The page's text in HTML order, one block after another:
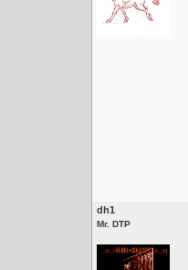
dh1
Mr. DTP